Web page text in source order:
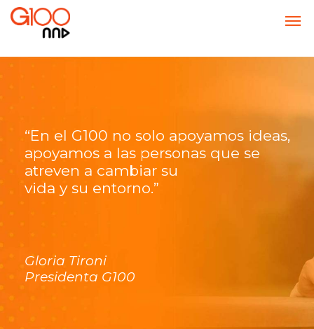
“En el G100 no solo apoyamos ideas,
apoyamos a las personas que se
atreven a cambiar su
vida y su entorno.”
Gloria Tironi
Presidenta G100